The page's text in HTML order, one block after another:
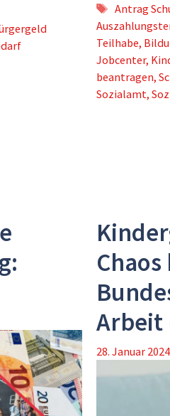
Antrag
Teilhabe,
Jobcenter,
beantragen,
Sozialamt,
Arbeit
28. Januar